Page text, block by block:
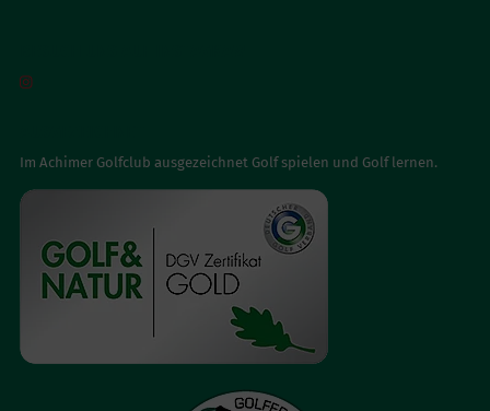

Im Achimer Golfclub ausgezeichnet Golf spielen und Golf lernen.